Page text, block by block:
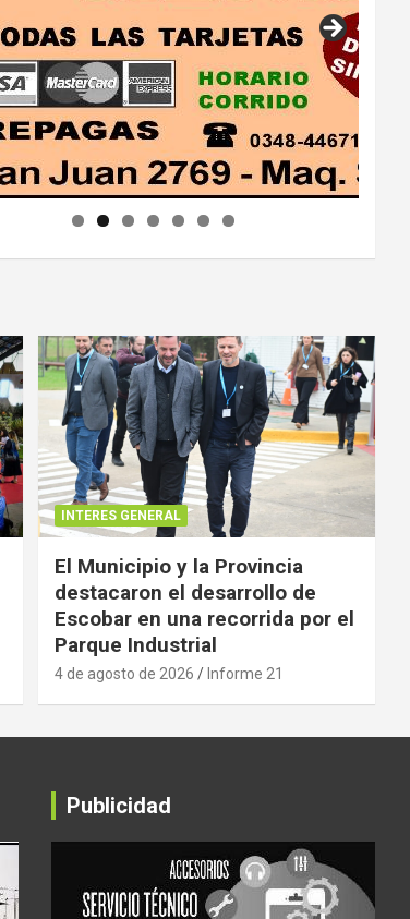
INTERES GENERAL
El Municipio y la Provincia
destacaron el desarrollo de
Escobar en una recorrida por el
Parque Industrial
4 de agosto de 2026 Informe 21
Publicidad